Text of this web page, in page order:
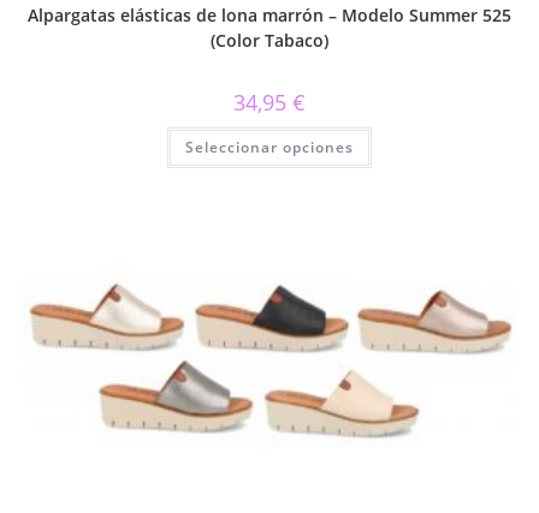
Alpargatas elásticas de lona marrón – Modelo Summer 525
(Color Tabaco)
34,95 €
Seleccionar opciones
Este
tiene
en
la
página
de